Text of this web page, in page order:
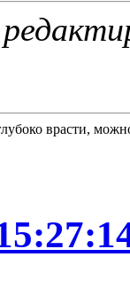
врасти,